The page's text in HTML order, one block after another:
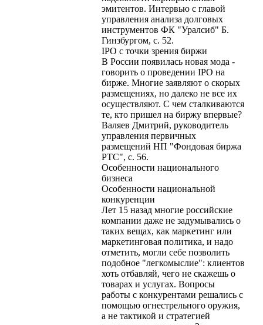
эмитентов. Интервью с главой
управления анализа долговых
инструментов ФК "Уралсиб" Б.
Гинзбургом, с. 52.
IPO с точки зрения биржи
В России появилась новая мода -
говорить о проведении IPO на
бирже. Многие заявляют о скорых
размещениях, но далеко не все их
осуществляют. С чем сталкиваются
те, кто пришел на биржу впервые?
Валяев Дмитрий, руководитель
управления первичных
размещений НП "Фондовая биржа
РТС", с. 56.
Особенности национального
бизнеса
Особенности национальной
конкуренции
Лет 15 назад многие российские
компании даже не задумывались о
таких вещах, как маркетинг или
маркетинговая политика, и надо
отметить, могли себе позволить
подобное "легкомыслие": клиентов
хоть отбавляй, чего не скажешь о
товарах и услугах. Вопросы
работы с конкурентами решались с
помощью огнестрельного оружия,
а не тактикой и стратегией